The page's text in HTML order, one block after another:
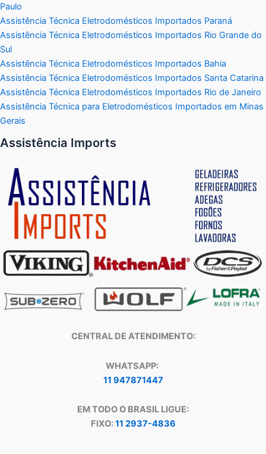
Paulo
Assistência Técnica Eletrodomésticos Importados Paraná
Assistência Técnica Eletrodomésticos Importados Rio Grande do
Sul
Assistência Técnica Eletrodomésticos Importados Bahia
Assistência Técnica Eletrodomésticos Importados Santa Catarina
Assistência Técnica Eletrodomésticos Importados Rio de Janeiro
Assistência Técnica para Eletrodomésticos Importados em Minas
Gerais
Assistência Imports
CENTRAL DE ATENDIMENTO:
WHATSAPP:
11 947871447
EM TODO O BRASIL LIGUE:
FIXO:11 2937-4836